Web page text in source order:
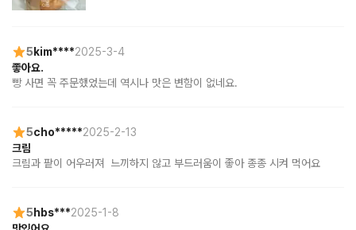
5 kim****2025-3-4
좋아요.
빵 사면 꼭 주문했었는데 역시나 맛은 변함이 없네요.
5cho*****2025-2-13
크림
크림과 팥이 어우러져  느끼하지 않고 부드러움이 좋아 종종 시켜 먹어요
5 hbs***2025-1-8